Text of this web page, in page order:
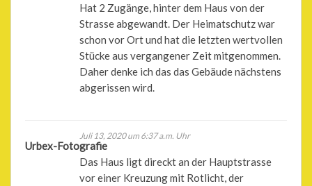
Hat 2 Zugänge, hinter dem Haus von der
Strasse abgewandt. Der Heimatschutz war
schon vor Ort und hat die letzten wertvollen
Stücke aus vergangener Zeit mitgenommen.
Daher denke ich das das Gebäude nächstens
abgerissen wird.
Urbex-Fotografie
Juli 13, 2020 um 6:37 a.m. Uhr
Das Haus ligt direckt an der Hauptstrasse
vor einer Kreuzung mit Rotlicht, der